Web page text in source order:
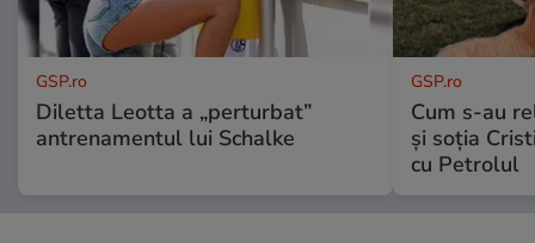
GSP.ro
Diletta Leotta a „perturbat”
antrenamentul lui Schalke
GSP.ro
Cum s-au
și soția
cu Petrolul